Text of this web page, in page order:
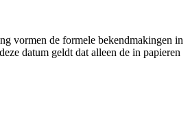
vormen de formele bekendmakingen in
datum geldt dat alleen de in papieren